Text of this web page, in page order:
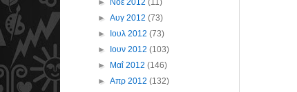
►Αυγ 2012(73)
► Ιουλ 2012(73)
► Ιουν 2012(103)
► Μαΐ 2012(146)
►Απρ 2012(132)